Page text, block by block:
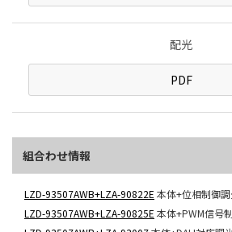
配光
PDF
組合わせ情報
LZD-93507AWB+LZA-90822E 本体+位相制御
LZD-93507AWB+LZA-90825E 本体+PWM信号